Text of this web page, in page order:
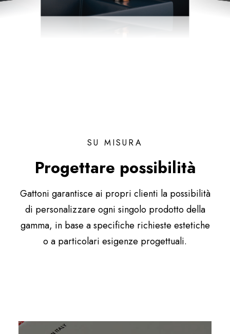
SU MISURA
Progettare possibilità
Gattoni garantisce ai propri clienti la possibilità
di personalizzare ogni singolo prodotto della
gamma, in base a specifiche richieste estetiche
o a particolari esigenze progettuali.